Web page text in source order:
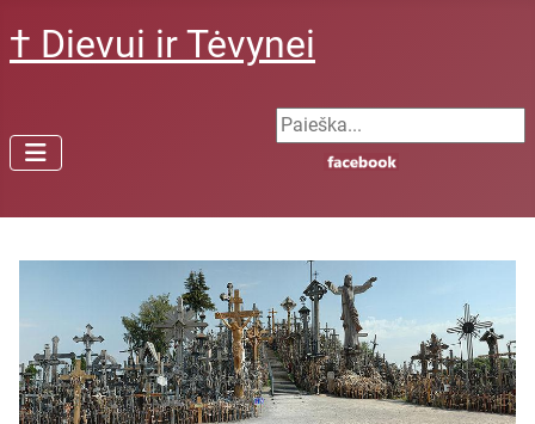
† Dievui ir Tėvynei
Search ...